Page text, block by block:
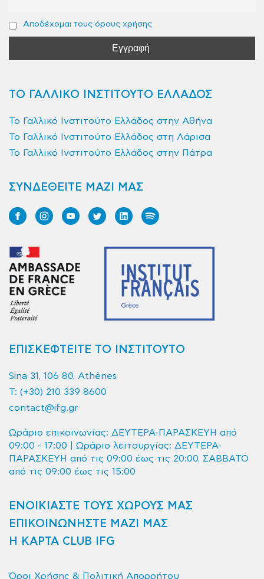
Αποδέχομαι τους όρους χρήσης
ΤΟ ΓΑΛΛΙΚΟ ΙΝΣΤΙΤΟΥΤΟ ΕΛΛΑΔΟΣ
Το Γαλλικό Ινστιτούτο Ελλάδος στην Αθήνα
Το Γαλλικό Ινστιτούτο Ελλάδος στη Λάρισα
Το Γαλλικό Ινστιτούτο Ελλάδος στην Πάτρα
ΣΥΝΔΕΘΕΙΤΕ ΜΑΖΙ ΜΑΣ
ΕΠΙΣΚΕΦΤΕΙΤΕ ΤΟ ΙΝΣΤΙΤΟΥΤΟ
Sina 31, 106 80, Athènes
T: (+30) 210 339 8600
contact@ifg.gr
Ωράριο επικοινωνίας: ΔΕΥΤΕΡΑ-ΠΑΡΑΣΚΕΥΗ από
09:00 - 17:00 | Ωράριο λειτουργίας: ΔΕΥΤΕΡΑ-
ΠΑΡΑΣΚΕΥΗ από τις 09:00 έως τις 20:00, ΣΑΒΒΑΤΟ
από τις 09:00 έως τις 15:00
ΕΝΟΙΚΙΑΣΤΕ ΤΟΥΣ ΧΩΡΟΥΣ ΜΑΣ
ΕΠΙΚΟΙΝΩΝΗΣΤΕ ΜΑΖΙ ΜΑΣ
Η ΚΑΡΤΑ CLUB IFG
Όροι Χρήσης & Πολιτική Απορρήτου